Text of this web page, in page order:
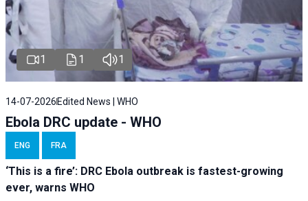
1 1 1
14-07-2026 Edited News | WHO
Ebola DRC update - WHO
ENG FRA
‘This is a fire’: DRC Ebola outbreak is fastest-growing
ever, warns WHO